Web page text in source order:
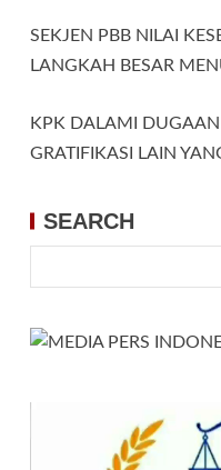
SEKJEN PBB NILAI
LANGKAH BESAR
KPK DALAMI
GRATIFIKASI LAIN
SEARCH